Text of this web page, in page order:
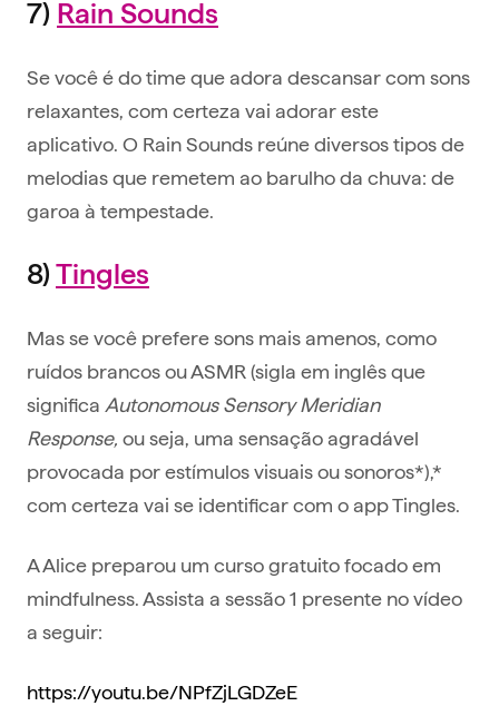
7) Rain Sounds
Se você é do time que adora descansar com sons
relaxantes, com certeza vai adorar este
aplicativo. O Rain Sounds reúne diversos tipos de
melodias que remetem ao barulho da chuva: de
garoa à tempestade.
8) Tingles
Mas se você prefere sons mais amenos, como
ruídos brancos ou ASMR (sigla em inglês que
significa Autonomous Sensory Meridian
Response, ou seja, uma sensação agradável
provocada por estímulos visuais ou sonoros*),*
com certeza vai se identificar com o app Tingles.
A Alice preparou um curso gratuito focado em
mindfulness. Assista a sessão 1 presente no vídeo
a seguir:
https://youtu.be/NPfZjLGDZeE